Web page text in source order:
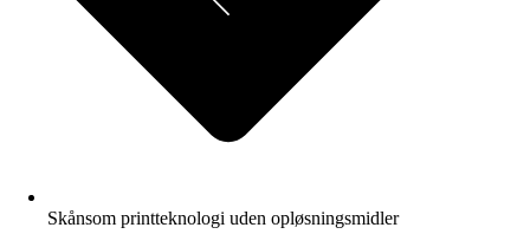
Skånsom printteknologi uden opløsningsmidler